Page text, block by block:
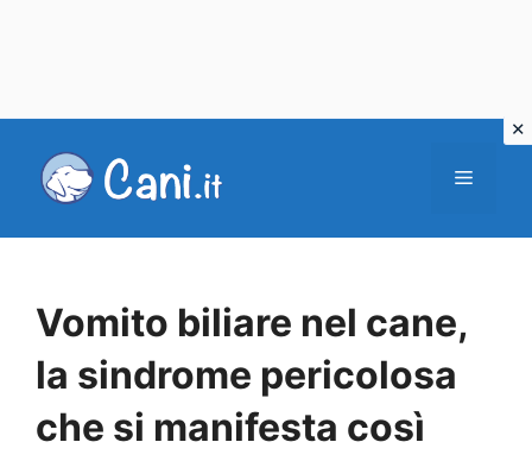
Menu
Vomito biliare nel cane,
la sindrome pericolosa
che si manifesta così